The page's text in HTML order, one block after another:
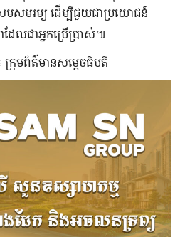
មសមរម្យ ដើម្បីជួយជា​ប្រយោជន៍
ដែល​ជា​អ្នក​ប្រេីប្រាស់៕
ក្រុមព័ត៌មានសម្តេចធិបតី